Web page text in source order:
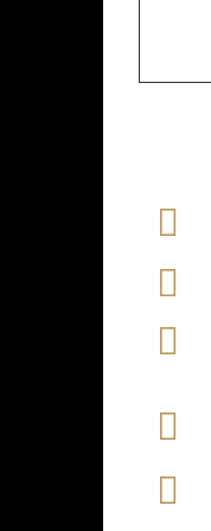




